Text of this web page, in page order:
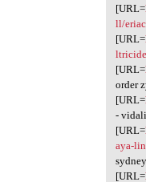
[URL=
ll/
[URL=
[URL=
order
[URL=
-
[URL=
aya-
[URL=